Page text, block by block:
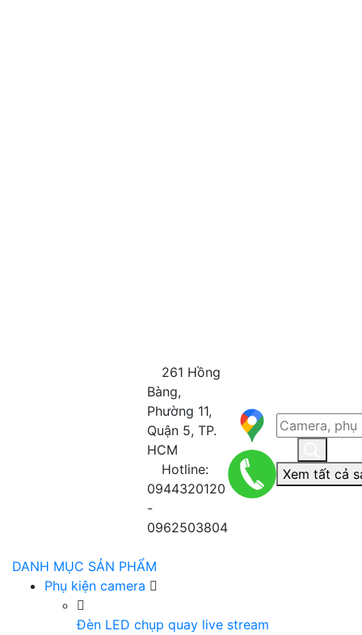
261 Hồng
Bàng,
Phường 11,
Quận 5, TP.
HCM
Hotline:
0944320120
-
0962503804
Xem tất cả
DANH MỤC SẢN PHẨM
Phụ kiện camera
Đèn LED chụp quay live stream